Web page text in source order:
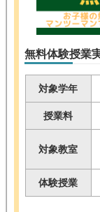
無料体験授業
対象学年
授業料
対象教室
体験授業